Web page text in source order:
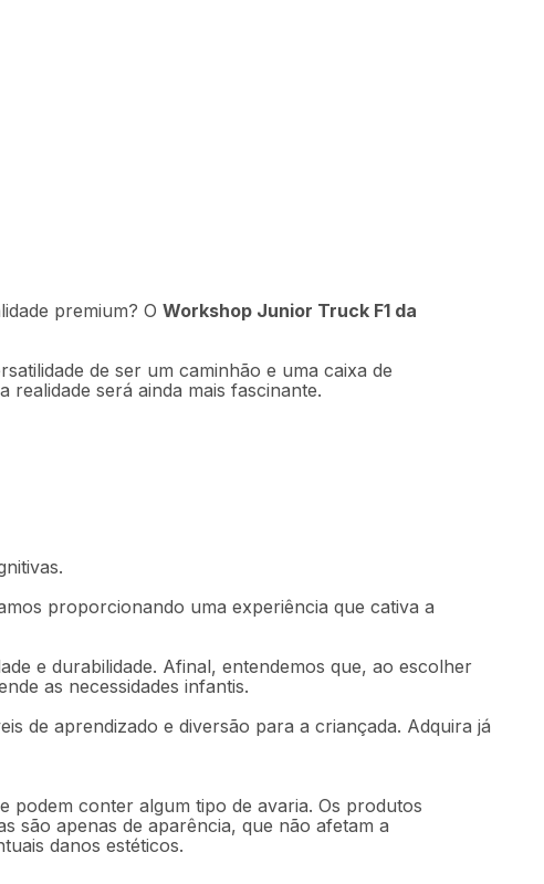
premium? O Workshop Junior Truck F1 da
de ser um caminhão e uma caixa de
será ainda mais fascinante.
proporcionando uma experiência que cativa a
e durabilidade. Afinal, entendemos que, ao escolher
as necessidades infantis.
de aprendizado e diversão para a criançada. Adquira já
podem conter algum tipo de avaria. Os produtos
são apenas de aparência, que não afetam a
danos estéticos.